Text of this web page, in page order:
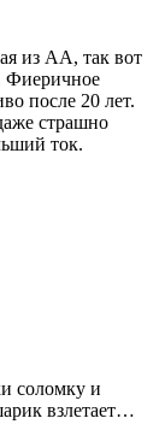
из АА, так вот
Фиеричное
после 20 лет.
страшно
ток.
соломку и
взлетает…